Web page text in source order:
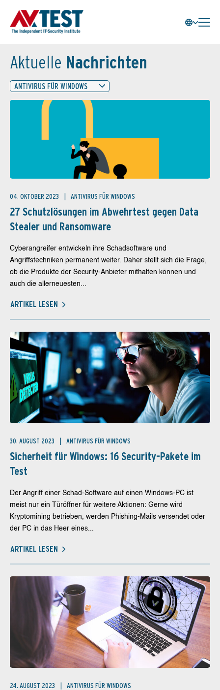
Aktuelle Nachrichten
ANTIVIRUS FÜR WINDOWS
04. OKTOBER 2023 ANTIVIRUS FÜR WINDOWS
27 Schutzlösungen im Abwehrtest gegen Data
Stealer und Ransomware
Cyberangreifer entwickeln ihre Schadsoftware und
Angriffstechniken permanent weiter. Daher stellt sich die Frage,
ob die Produkte der Security-Anbieter mithalten können und
auch die allerneuesten...
ARTIKEL LESEN
30. AUGUST 2023 ANTIVIRUS FÜR WINDOWS
Sicherheit für Windows: 16 Security-Pakete im
Test
Der Angriff einer Schad-Software auf einen Windows-PC ist
meist nur ein Türöffner für weitere Aktionen: Gerne wird
Kryptomining betrieben, werden Phishing-Mails versendet oder
der PC in das Heer eines...
ARTIKEL LESEN
24. AUGUST 2023 ANTIVIRUS FÜR WINDOWS